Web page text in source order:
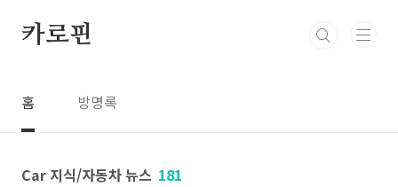
카로핀
홈 방명록
Car 지식/자동차 뉴스 181